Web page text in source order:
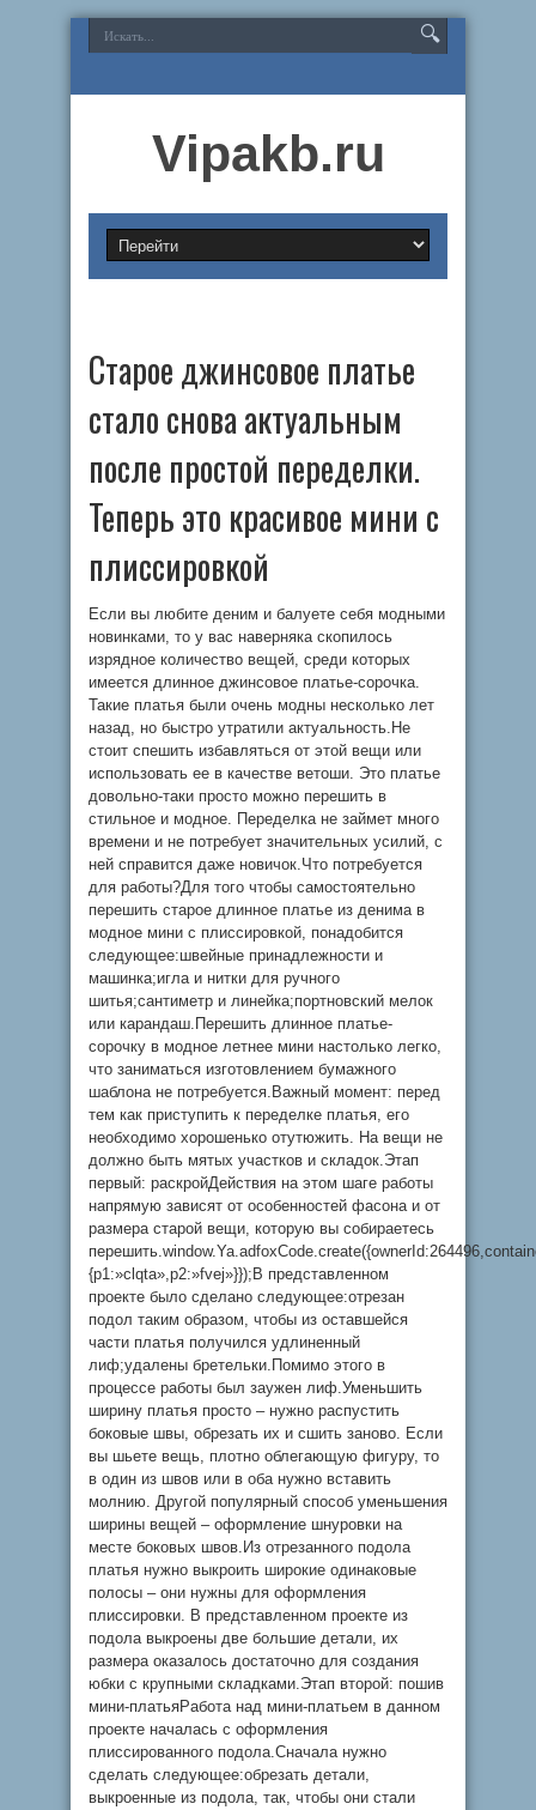
Vipakb.ru
Старое джинсовое платье
стало снова актуальным
после простой переделки.
Теперь это красивое мини с
плиссировкой
Если вы любите деним и балуете себя модными
новинками, то у вас наверняка скопилось
изрядное количество вещей, среди которых
имеется длинное джинсовое платье-сорочка.
Такие платья были очень модны несколько лет
назад, но быстро утратили актуальность.Не
стоит спешить избавляться от этой вещи или
использовать ее в качестве ветоши. Это платье
довольно-таки просто можно перешить в
стильное и модное. Переделка не займет много
времени и не потребует значительных усилий, с
ней справится даже новичок.Что потребуется
для работы?Для того чтобы самостоятельно
перешить старое длинное платье из денима в
модное мини с плиссировкой, понадобится
следующее:швейные принадлежности и
машинка;игла и нитки для ручного
шитья;сантиметр и линейка;портновский мелок
или карандаш.Перешить длинное платье-
сорочку в модное летнее мини настолько легко,
что заниматься изготовлением бумажного
шаблона не потребуется.Важный момент: перед
тем как приступить к переделке платья, его
необходимо хорошенько отутюжить. На вещи не
должно быть мятых участков и складок.Этап
первый: раскройДействия на этом шаге работы
напрямую зависят от особенностей фасона и от
размера старой вещи, которую вы собираетесь
{p1:»clqta»,p2:»fvej»}});В представленном
проекте было сделано следующее:отрезан
подол таким образом, чтобы из оставшейся
части платья получился удлиненный
лиф;удалены бретельки.Помимо этого в
процессе работы был заужен лиф.Уменьшить
ширину платья просто – нужно распустить
боковые швы, обрезать их и сшить заново. Если
вы шьете вещь, плотно облегающую фигуру, то
в один из швов или в оба нужно вставить
молнию. Другой популярный способ уменьшения
ширины вещей – оформление шнуровки на
месте боковых швов.Из отрезанного подола
платья нужно выкроить широкие одинаковые
полосы – они нужны для оформления
плиссировки. В представленном проекте из
подола выкроены две большие детали, их
размера оказалось достаточно для создания
юбки с крупными складками.Этап второй: пошив
мини-платьяРабота над мини-платьем в данном
проекте началась с оформления
плиссированного подола.Сначала нужно
сделать следующее:обрезать детали,
выкроенные из подола, так, чтобы они стали